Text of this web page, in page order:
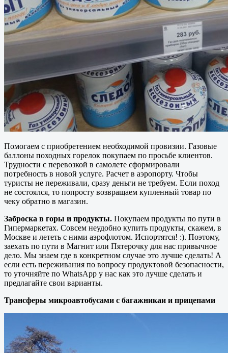
Помогаем с приобретением необходимой провизии. Газовые
баллоны походных горелок покупаем по просьбе клиентов.
Трудности с перевозкой в самолете сформировали
потребность в новой услуге. Расчет в аэропорту. Чтобы
туристы не переживали, сразу деньги не требуем. Если поход
не состоялся, то попросту возвращаем купленный товар по
чеку обратно в магазин.
Заброска в горы и продукты. Покупаем продукты по пути в
Гипермаркетах. Совсем неудобно купить продукты, скажем, в
Москве и лететь с ними аэрофлотом. Испортятся! :). Поэтому,
заехать по пути в Магнит или Пятерочку для нас привычное
дело. Мы знаем где в конкретном случае это лучше сделать! А
если есть переживания по вопросу продуктовой безопасности,
то уточняйте по WhatsApp у нас как это лучше сделать и
предлагайте свои варианты.
Трансферы микроавтобусами с багажникаи и прицепами